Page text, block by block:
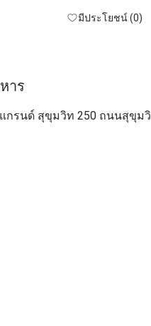
มีประโยชน์ (0)
าร
กรนด์ สุขุมวิท 250 ถนนสุขุม